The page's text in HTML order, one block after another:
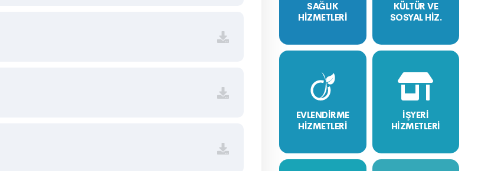
SAĞLIK
HİZMETLERİ
KÜLTÜR VE
SOSYAL HİZ.
EVLENDİRME
HİZMETLERİ
İŞYERİ
HİZMETLERİ